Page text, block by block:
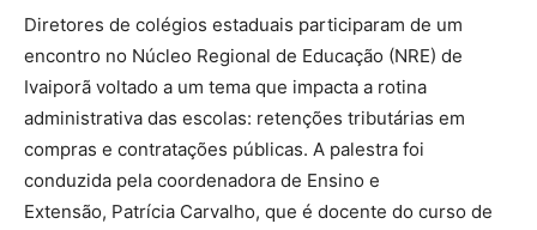
Diretores de colégios estaduais participaram de um
encontro no Núcleo Regional de Educação (NRE) de
Ivaiporã voltado a um tema que impacta a rotina
administrativa das escolas: retenções tributárias em
compras e contratações públicas. A palestra foi
conduzida pela coordenadora de Ensino e
Extensão, Patrícia Carvalho, que é docente do curso de